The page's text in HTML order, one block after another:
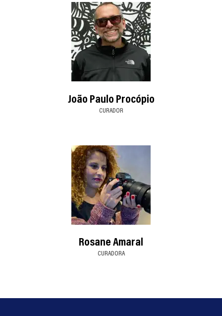
João Paulo Procópio
CURADOR
Rosane Amaral
CURADORA